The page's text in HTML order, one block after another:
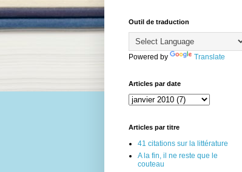
Outil de traduction
Powered by Translate
Articles par date
Articles par titre
41 citations sur la littérature
A la fin, il ne reste que le
couteau